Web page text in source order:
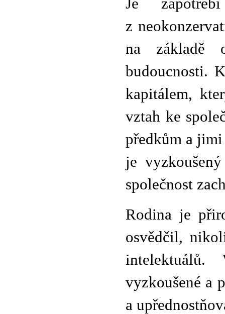
Je
z
na základě
budoucnosti.
kapitálem,
vztah ke
předkům a
je
společnost
Rodina je
osvědčil,
vyzkoušené a
a